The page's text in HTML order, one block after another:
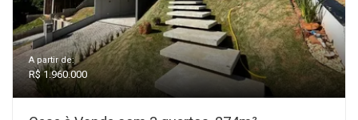
A partir de:
R$ 1.960.000